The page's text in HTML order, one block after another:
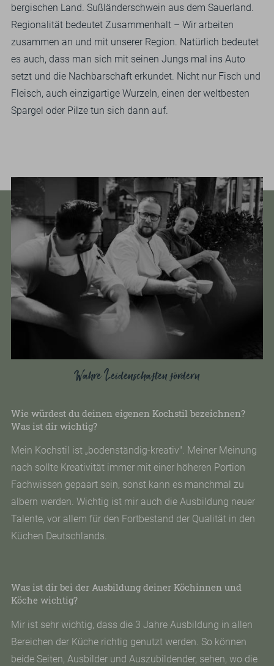
bergischen Land. Sußländerschwein aus dem Sauerland.
Regionalität bedeutet Zusammenhalt – Wir arbeiten
zusammen an und mit unserer Region. Natürlich bedeutet
es auch, dass man sich mit seinen Jungs mal ins Auto
setzt und die Nachbarschaft erkundet. Nicht nur Fisch und
Fleisch, auch einzigartige Wurzeln, einen der weltbesten
Spargel oder Pilze tun sich dann auf.
Wie würdest du deinen eigenen Kochstil bezeichnen?
Was ist dir wichtig?
Mein Kochstil ist „bodenständig-kreativ". Meiner Meinung
nach sollte Kreativität immer mit einer höheren Portion
Fachwissen gepaart sein, sonst kann es manchmal zu
albern werden. Wichtig ist mir auch die Ausbildung neuer
Talente, vor allem für den Fortbestand der Qualität in den
Küchen Deutschlands.
Was ist dir bei der Ausbildung deiner Köchinnen und
Köche wichtig?
Mir ist sehr wichtig, dass die 3 Jahre Ausbildung in allen
Bereichen der Küche richtig genutzt werden. So können
beide Seiten, Ausbilder und Auszubildender, sehen, wo die
Wahre Leidenschaften fördern